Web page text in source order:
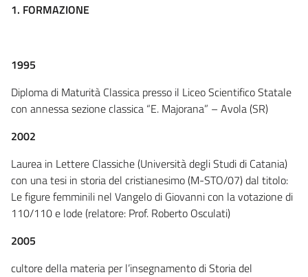
1. FORMAZIONE
1995
Diploma di Maturità Classica presso il Liceo Scientifico Statale
con annessa sezione classica “E. Majorana” – Avola (SR)
2002
Laurea in Lettere Classiche (Università degli Studi di Catania)
con una tesi in storia del cristianesimo (M-STO/07) dal titolo:
Le figure femminili nel Vangelo di Giovanni con la votazione di
110/110 e lode (relatore: Prof. Roberto Osculati)
2005
cultore della materia per l’insegnamento di Storia del